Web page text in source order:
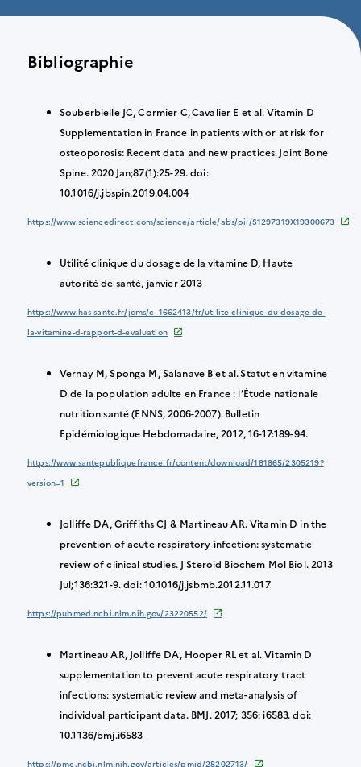
Bibliographie
Souberbielle JC, Cormier C, Cavalier E et al. Vitamin D
Supplementation in France in patients with or at risk for
osteoporosis: Recent data and new practices. Joint Bone
Spine. 2020 Jan;87(1):25-29. doi:
10.1016/j.jbspin.2019.04.004
https://www.sciencedirect.com/science/article/abs/pii/S1297319X19300673
Utilité clinique du dosage de la vitamine D, Haute
autorité de santé, janvier 2013
https://www.has-sante.fr/jcms/c_1662413/fr/utilite-clinique-du-dosage-de-
la-vitamine-d-rapport-d-evaluation
Vernay M, Sponga M, Salanave B et al. Statut en vitamine
D de la population adulte en France : l’Étude nationale
nutrition santé (ENNS, 2006-2007). Bulletin
Epidémiologique Hebdomadaire, 2012, 16-17:189-94.
https://www.santepubliquefrance.fr/content/download/181865/2305219?
version=1
Jolliffe DA, Griffiths CJ & Martineau AR. Vitamin D in the
prevention of acute respiratory infection: systematic
review of clinical studies. J Steroid Biochem Mol Biol. 2013
Jul;136:321-9. doi: 10.1016/j.jsbmb.2012.11.017
https://pubmed.ncbi.nlm.nih.gov/23220552/
Martineau AR, Jolliffe DA, Hooper RL et al. Vitamin D
supplementation to prevent acute respiratory tract
infections: systematic review and meta-analysis of
individual participant data. BMJ. 2017; 356: i6583. doi:
10.1136/bmj.i6583
https://pmc.ncbi.nlm.nih.gov/articles/pmid/28202713/